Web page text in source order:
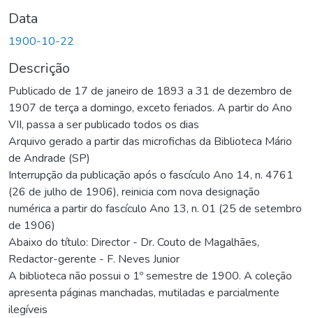
Data
1900-10-22
Descrição
Publicado de 17 de janeiro de 1893 a 31 de dezembro de
1907 de terça a domingo, exceto feriados. A partir do Ano
VII, passa a ser publicado todos os dias
Arquivo gerado a partir das microfichas da Biblioteca Mário
de Andrade (SP)
Interrupção da publicação após o fascículo Ano 14, n. 4761
(26 de julho de 1906), reinicia com nova designação
numérica a partir do fascículo Ano 13, n. 01 (25 de setembro
de 1906)
Abaixo do título: Director - Dr. Couto de Magalhães,
Redactor-gerente - F. Neves Junior
A biblioteca não possui o 1º semestre de 1900. A coleção
apresenta páginas manchadas, mutiladas e parcialmente
ilegíveis